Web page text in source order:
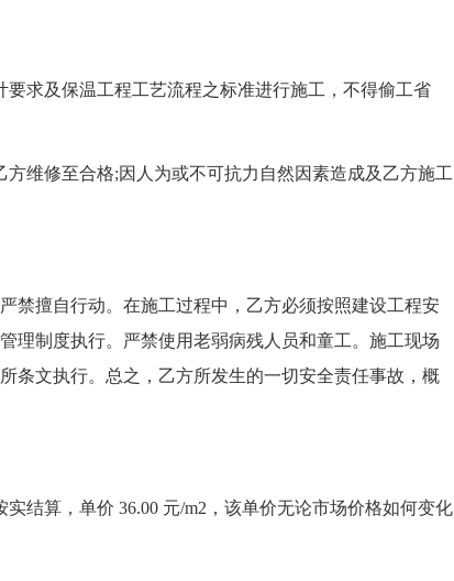
求及保温工程工艺流程之标准进行施工，不得偷工省
修至合格;因人为或不可抗力自然因素造成及乙方施工
擅自行动。在施工过程中，乙方必须按照建设工程安
理制度执行。严禁使用老弱病残人员和童工。施工现场
条文执行。总之，乙方所发生的一切安全责任事故，概
算，单价 36.00 元/m2，该单价无论市场价格如何变化